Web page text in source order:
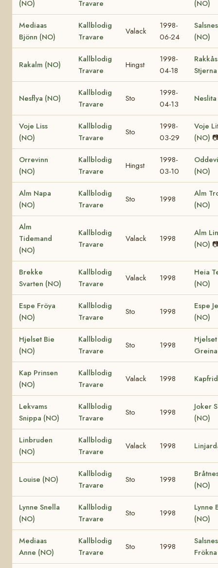
(NO) Travare (NO)
Mediaas
Bjönn (NO)
Kallblodig
Travare
Valack
1998-
06-24
(NO)
Rakalm (NO)
Kallblodig
Travare
Hingst
1998-
04-18
Rakkås
Nesflya (NO)
Kallblodig
Travare
Sto
1998-
04-13
Voje Liss
(NO)
Kallblodig
Travare
Sto
1998-
03-29
Voje
(NO)
Orrevinn
(NO)
Kallblodig
Travare
Hingst
1998-
03-10
(NO)
Alm Napa
(NO)
Kallblodig
Travare
Sto 1998
Alm
(NO)
Alm
Tidemand
(NO)
Kallblodig
Travare
Valack 1998
Alm
(NO)
Brekke
Svarten (NO)
Kallblodig
Travare
Valack 1998
Heia
(NO)
Espe Fröya
(NO)
Kallblodig
Travare
Sto 1998
Espe
(NO)
Hjelset Bie
(NO)
Kallblodig
Travare
Sto 1998
Hjelset
Kap Prinsen
(NO)
Kallblodig
Travare
Valack 1998
Lekvams
Snippa (NO)
Kallblodig
Travare
Sto 1998
Joker
(NO)
Linbruden
(NO)
Kallblodig
Travare
Valack 1998
Louise (NO)
Kallblodig
Travare
Sto 1998
(NO)
Lynne Snella
(NO)
Kallblodig
Travare
Sto 1998
Lynne
(NO)
Mediaas
Anne (NO)
Kallblodig
Travare
Sto 1998
Salsnes